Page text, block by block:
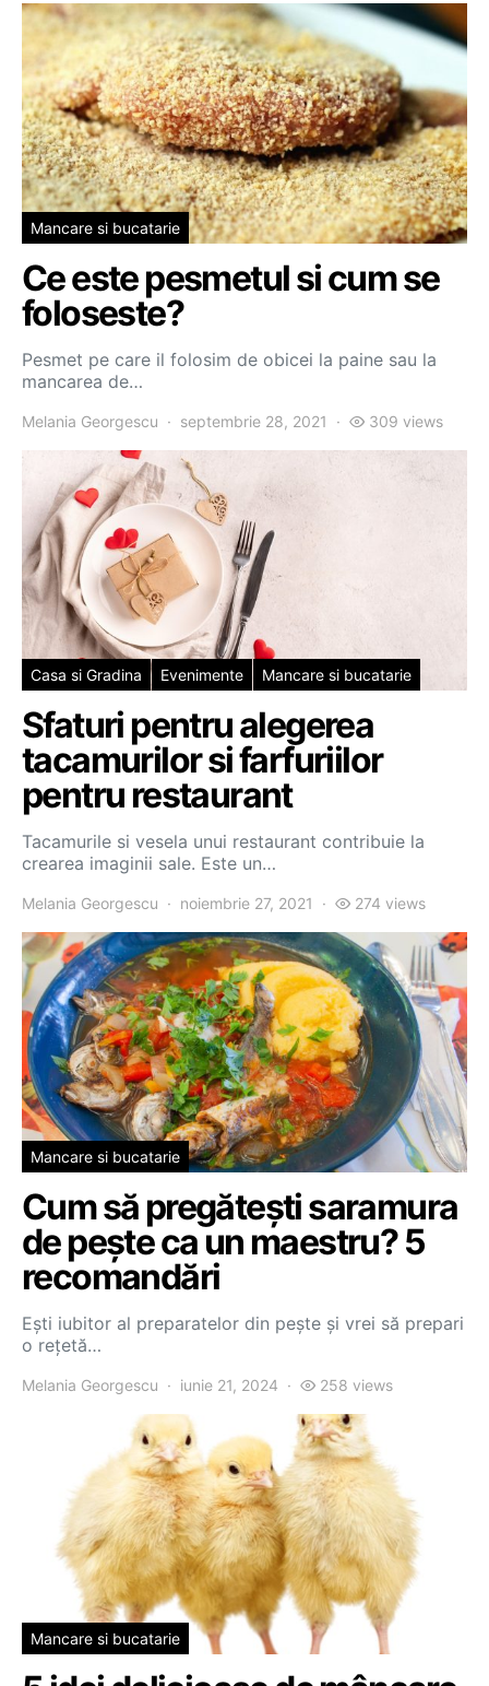
Mancare si bucatarie
Ce este pesmetul si cum se
foloseste?
Pesmet pe care il folosim de obicei la paine sau la
mancarea de…
Melania Georgescu septembrie 28, 2021 309 views
Casa si Gradina Evenimente Mancare si bucatarie
Sfaturi pentru alegerea
tacamurilor si farfuriilor
pentru restaurant
Tacamurile si vesela unui restaurant contribuie la
crearea imaginii sale. Este un…
Melania Georgescu noiembrie 27, 2021 274 views
Mancare si bucatarie
Cum să pregătești saramura
de pește ca un maestru? 5
recomandări
Ești iubitor al preparatelor din pește și vrei să prepari
o rețetă…
Melania Georgescu iunie 21, 2024 258 views
Mancare si bucatarie